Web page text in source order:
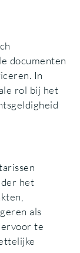
documenten
In
rol bij het
het
als
te